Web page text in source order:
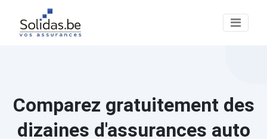
Comparez gratuitement des
dizaines d'assurances auto